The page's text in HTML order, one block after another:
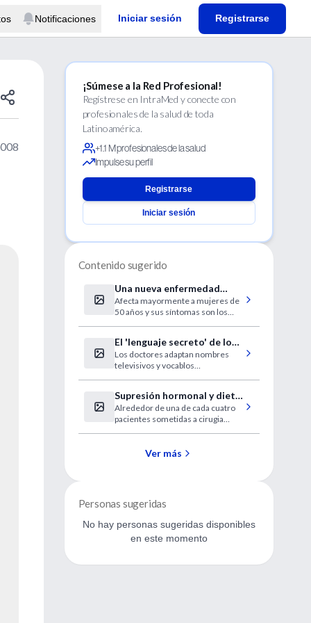
Notificaciones Iniciar sesión Registrarse
¡Súmese a la Red Profesional!
Regístrese en IntraMed y conecte con
profesionales de la salud de toda
Latinoamérica.
+1.1 M profesionales de la salud
Impulse su perfil
Registrarse
Iniciar sesión
Contenido sugerido
Una nueva enfermedad
cardíaca asociada con el
estrés agudo
Afecta mayormente a mujeres de
50 años y sus síntomas son los
El 'lenguaje secreto' de los
médicos
Los doctores adaptan nombres
televisivos y vocablos
Supresión hormonal y dieta
contra el dolor de la
endometriosis
Alrededor de una de cada cuatro
pacientes sometidas a cirugia
un tercio requiere nuevas
Ver más
Personas sugeridas
No hay personas sugeridas disponibles
en este momento